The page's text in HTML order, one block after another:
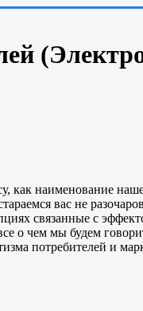
как наименование
вас не
связанные с
чем мы будем
потребителей и